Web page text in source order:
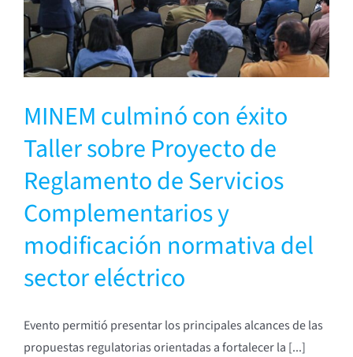
MINEM culminó con éxito
Taller sobre Proyecto de
Reglamento de Servicios
Complementarios y
modificación normativa del
sector eléctrico
Evento permitió presentar los principales alcances de las
propuestas regulatorias orientadas a fortalecer la [...]